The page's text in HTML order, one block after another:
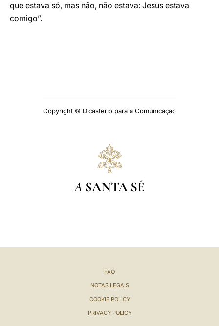
que estava só, mas não, não estava: Jesus estava
comigo”.
Copyright © Dicastério para a Comunicação
A SANTA SÉ
FAQ
NOTAS LEGAIS
COOKIE POLICY
PRIVACY POLICY